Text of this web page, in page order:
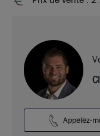
Appelez-